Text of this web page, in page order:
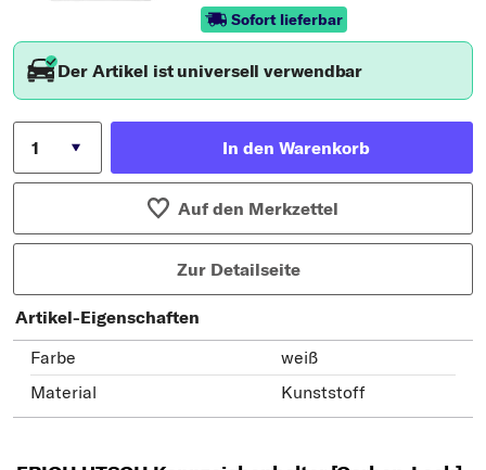
Sofort lieferbar
Der Artikel ist universell verwendbar
In den Warenkorb
Auf den Merkzettel
Zur Detailseite
Artikel-Eigenschaften
Farbe
weiß
Material
Kunststoff